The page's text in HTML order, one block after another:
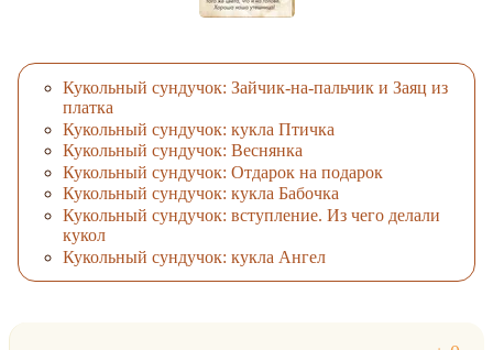
Кукольный сундучок: Зайчик-на-пальчик и Заяц из
платка
Кукольный сундучок: кукла Птичка
Кукольный сундучок: Веснянка
Кукольный сундучок: Отдарок на подарок
Кукольный сундучок: кукла Бабочка
Кукольный сундучок: вступление. Из чего делали
кукол
Кукольный сундучок: кукла Ангел